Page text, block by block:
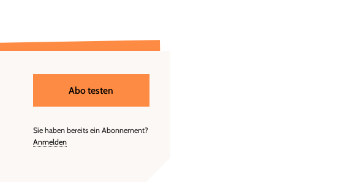
Abo testen
Sie haben bereits ein Abonnement?
Anmelden